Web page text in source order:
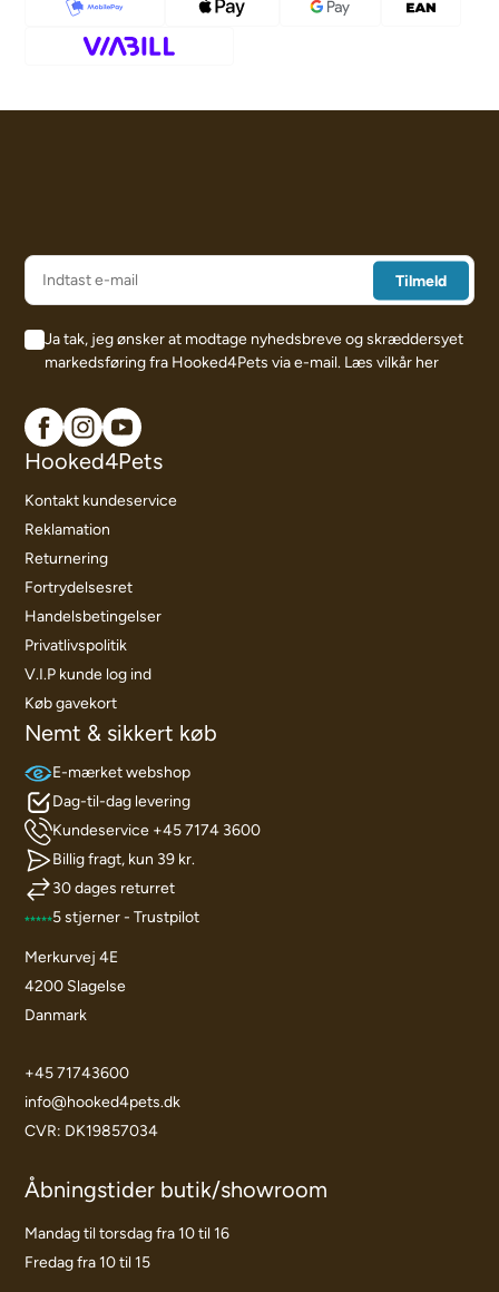
Ja tak, jeg ønsker at modtage nyhedsbreve og skræddersyet
markedsføring fra Hooked4Pets via e-mail. Læs vilkår her
Hooked4Pets
Kontakt kundeservice
Reklamation
Returnering
Fortrydelsesret
Handelsbetingelser
Privatlivspolitik
V.I.P kunde log ind
Køb gavekort
Nemt & sikkert køb
E-mærket webshop
Dag-til-dag levering
Kundeservice +45 7174 3600
Billig fragt, kun 39 kr.
30 dages returret
5 stjerner - Trustpilot
Merkurvej 4E
4200 Slagelse
Danmark
+45 71743600
info@hooked4pets.dk
CVR: DK19857034
Åbningstider butik/showroom
Mandag til torsdag fra 10 til 16
Fredag fra 10 til 15